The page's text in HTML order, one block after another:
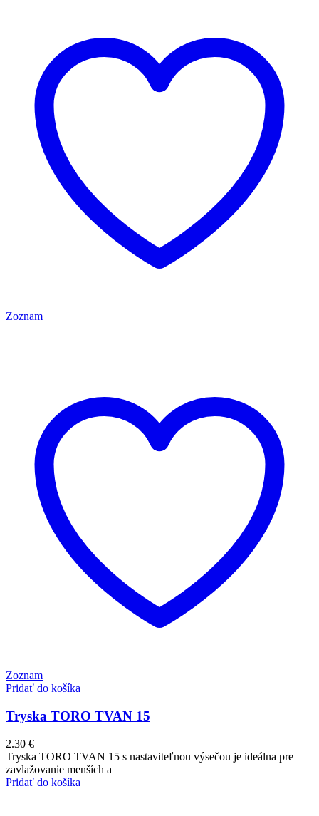
Zoznam
Zoznam
Pridať do košíka
Tryska TORO TVAN 15
2.30 €
Tryska TORO TVAN 15 s nastaviteľnou výsečou je ideálna pre
zavlažovanie menších a
Pridať do košíka